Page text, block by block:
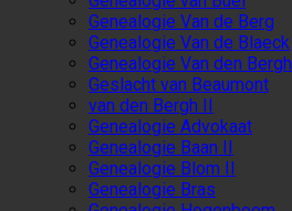
Genealogie Van de Berg
Genealogie Van de Blaeck
Genealogie Van den Bergh
Geslacht van Beaumont
van den Bergh II
Genealogie Advokaat
Genealogie Baan II
Genealogie Blom II
Genealogie Bras